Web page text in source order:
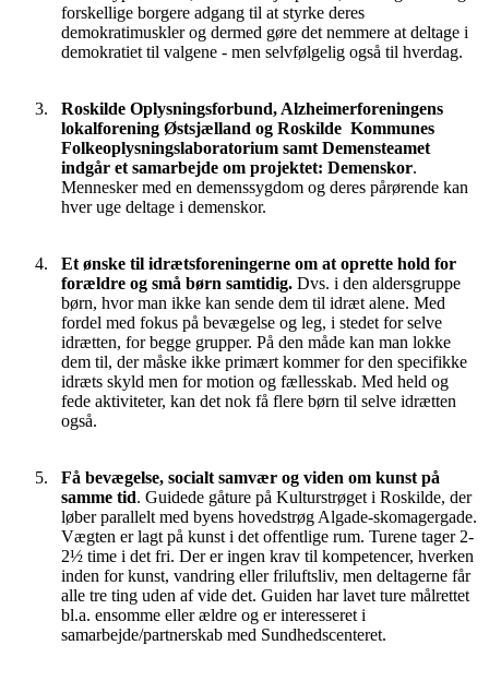
forskellige borgere adgang til at styrke deres
demokratimuskler og dermed gøre det nemmere at deltage i
demokratiet til valgene - men selvfølgelig også til hverdag.
Roskilde Oplysningsforbund, Alzheimerforeningens
lokalforening Østsjælland og Roskilde Kommunes
Folkeoplysningslaboratorium samt Demensteamet
indgår et samarbejde om projektet: Demenskor.
Mennesker med en demenssygdom og deres pårørende kan
hver uge deltage i demenskor.
Et ønske til idrætsforeningerne om at oprette hold for
forældre og små børn samtidig. Dvs. i den aldersgruppe
børn, hvor man ikke kan sende dem til idræt alene. Med
fordel med fokus på bevægelse og leg, i stedet for selve
idrætten, for begge grupper. På den måde kan man lokke
dem til, der måske ikke primært kommer for den specifikke
idræts skyld men for motion og fællesskab. Med held og
fede aktiviteter, kan det nok få flere børn til selve idrætten
også.
Få bevægelse, socialt samvær og viden om kunst på
samme tid. Guidede gåture på Kulturstrøget i Roskilde, der
løber parallelt med byens hovedstrøg Algade-skomagergade.
Vægten er lagt på kunst i det offentlige rum. Turene tager 2-
2½ time i det fri. Der er ingen krav til kompetencer, hverken
inden for kunst, vandring eller friluftsliv, men deltagerne får
alle tre ting uden af vide det. Guiden har lavet ture målrettet
bl.a. ensomme eller ældre og er interesseret i
samarbejde/partnerskab med Sundhedscenteret.